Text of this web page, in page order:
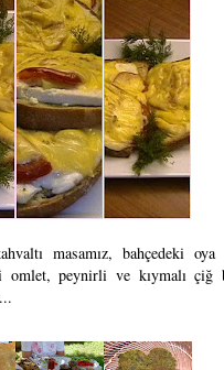
masamız, bahçedeki oya
omlet, peynirli ve kıymalı çiğ